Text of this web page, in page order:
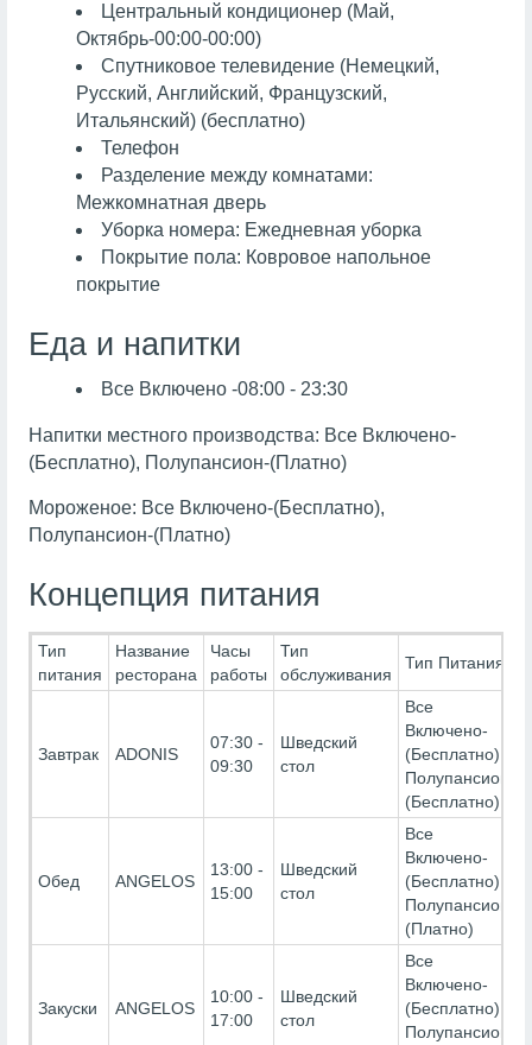
Центральный кондиционер (Май,
Октябрь-00:00-00:00)
Спутниковое телевидение (Немецкий,
Русский, Английский, Французский,
Итальянский) (бесплатно)
Телефон
Разделение между комнатами:
Межкомнатная дверь
Уборка номера: Ежедневная уборка
Покрытие пола: Ковровое напольное
покрытие
Еда и напитки
Все Включено -08:00 - 23:30
Напитки местного производства: Все Включено-
(Бесплатно), Полупансион-(Платно)
Мороженое: Все Включено-(Бесплатно),
Полупансион-(Платно)
Концепция питания
Тип
питания
Название
ресторана
Часы
работы
Тип
обслуживания
Тип Питания
Завтрак ADONIS
07:30 -
09:30
Шведский
стол
Все
Включено-
(Бесплатно),
Полупансион-
(Бесплатно)
Обед ANGELOS
13:00 -
15:00
Шведский
стол
Все
Включено-
(Бесплатно),
Полупансион-
(Платно)
Закуски ANGELOS
10:00 -
17:00
Шведский
стол
Все
Включено-
(Бесплатно),
Полупансион-